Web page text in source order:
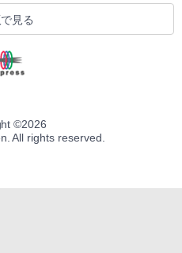
見る
©2026
All rights reserved.